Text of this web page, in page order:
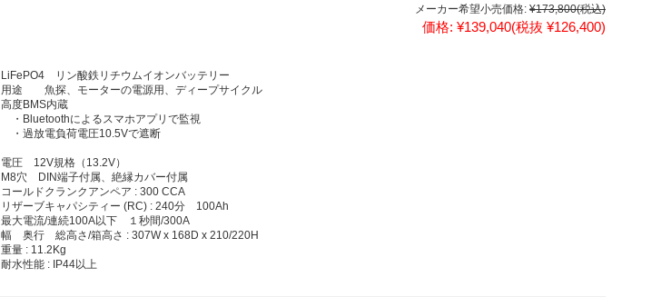
メーカー希望小売価格: ¥173,800(税込)
価格: ¥139,040(税抜 ¥126,400)
LiFePO4 リン酸鉄リチウムイオンバッテリー
用途 魚探、モーターの電源用、ディープサイクル
高度BMS内蔵
・Bluetoothによるスマホアプリで監視
・過放電負荷電圧10.5Vで遮断
電圧 12V規格（13.2V）
M8穴 DIN端子付属、絶縁カバー付属
コールドクランクアンペア : 300 CCA
リザーブキャパシティー (RC) : 240分 100Ah
最大電流/連続100A以下 １秒間/300A
幅 奥行 総高さ/箱高さ : 307W x 168D x 210/220H
重量 : 11.2Kg
耐水性能 : IP44以上